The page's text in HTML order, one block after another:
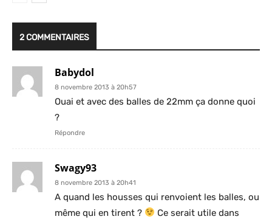
2 COMMENTAIRES
Babydol
8 novembre 2013 à 20h57
Ouai et avec des balles de 22mm ça donne quoi
?
Répondre
Swagy93
8 novembre 2013 à 20h41
A quand les housses qui renvoient les balles, ou
même qui en tirent ?
Ce serait utile dans